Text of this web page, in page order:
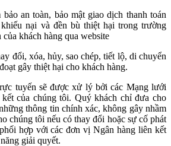
bảo an toàn, bảo mật giao dịch thanh toán
nại và đền bù thiệt hại trong trường
khách hàng qua website
đổi, xóa, hủy, sao chép, tiết lộ, di chuyển
gây thiệt hại cho khách hàng.
tuyến sẽ được xử lý bởi các Mạng lưới
của chúng tôi. Quý khách chỉ đưa cho
thông tin chính xác, không gây nhầm
chúng tôi nếu có thay đổi hoặc sự cố phát
hợp với các đơn vị Ngân hàng liên kết
giải quyết.